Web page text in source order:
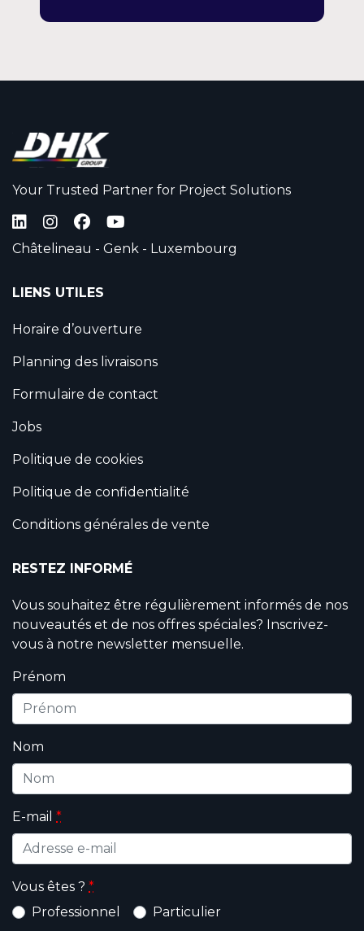
Your Trusted Partner for Project Solutions
Châtelineau - Genk - Luxembourg
LIENS UTILES
Horaire d’ouverture
Planning des livraisons
Formulaire de contact
Jobs
Politique de cookies
Politique de confidentialité
Conditions générales de vente
RESTEZ INFORMÉ
Vous souhaitez être régulièrement informés de nos
nouveautés et de nos offres spéciales? Inscrivez-
vous à notre newsletter mensuelle.
Prénom
Nom
E-mail *
Vous êtes ? *
Professionnel
Particulier